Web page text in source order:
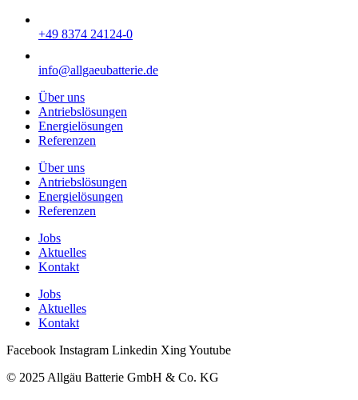
+49 8374 24124-0
info@allgaeubatterie.de
Über uns
Antriebslösungen
Energielösungen
Referenzen
Über uns
Antriebslösungen
Energielösungen
Referenzen
Jobs
Aktuelles
Kontakt
Jobs
Aktuelles
Kontakt
Facebook Instagram Linkedin XingYoutube
© 2025 Allgäu Batterie GmbH & Co. KG